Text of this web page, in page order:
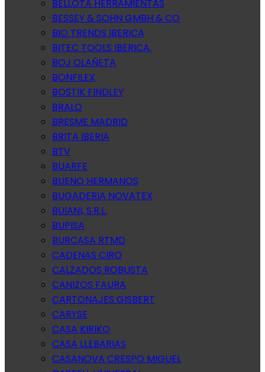
BELLOTA HERRAMIENTAS
BESSEY & SOHN GMBH & CO
BIO TRENDS IBERICA
BITEC TOOLS IBERICA.
BOJ OLAÑETA
BONFILEX
BOSTIK FINDLEY
BRALO
BRESME MADRID
BRITA IBERIA
BTV
BUARFE
BUENO HERMANOS
BUGADERIA NOVATEX
BUIANI, S.R.L.
BUPISA
BURCASA RTMD
CADENAS CIRO
CALZADOS ROBUSTA
CANIZOS FAURA
CARTONAJES GISBERT
CARYSE
CASA KIRIKO
CASA LLEBARIAS
CASANOVA CRESPO MIGUEL